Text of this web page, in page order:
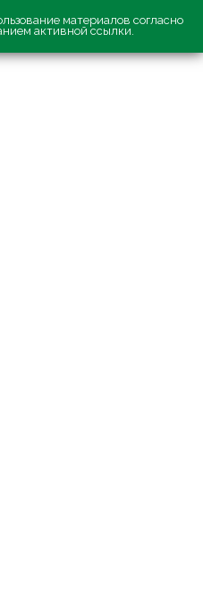
материалов согласно
активной ссылки.